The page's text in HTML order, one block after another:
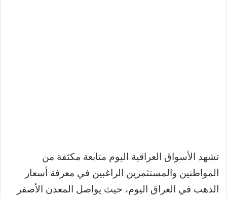
تشهد الأسواق العراقية اليوم متابعة مكثفة من
المواطنين والمستثمرين الراغبين في معرفة أسعار
الذهب في العراق اليوم، حيث يواصل المعدن الأصفر